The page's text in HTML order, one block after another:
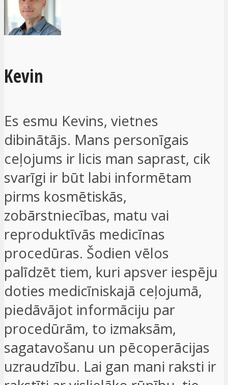
Kevin
Es esmu Kevins, vietnes
dibinātājs. Mans personīgais
ceļojums ir licis man saprast, cik
svarīgi ir būt labi informētam
pirms kosmētiskās,
zobārstniecības, matu vai
reproduktīvās medicīnas
procedūras. Šodien vēlos
palīdzēt tiem, kuri apsver iespēju
doties medicīniskajā ceļojumā,
piedāvājot informāciju par
procedūrām, to izmaksām,
sagatavošanu un pēcoperācijas
uzraudzību. Lai gan mani raksti ir